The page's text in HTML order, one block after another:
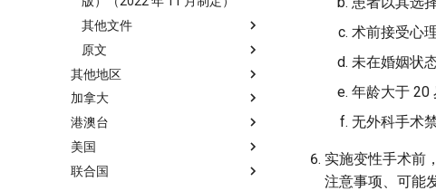
其他文件
原文
其他地区
加拿大
港澳台
美国
联合国
术前接受心
未在婚姻状态
年龄大于 20
无外科手术
实施变性手术前
注意事项、可能